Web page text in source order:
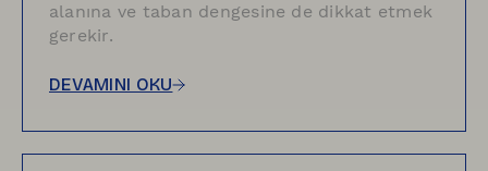
alanına ve taban dengesine de dikkat etmek
gerekir.
DEVAMINI OKU